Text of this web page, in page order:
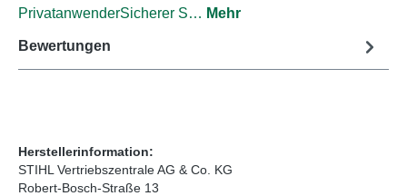
PrivatanwenderSicherer S… Mehr
Bewertungen
Herstellerinformation:
STIHL Vertriebszentrale AG & Co. KG
Robert-Bosch-Straße 13